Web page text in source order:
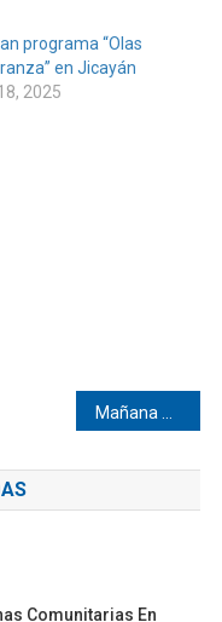
programa “Olas
en Jicayán
2025
Comunitarias En